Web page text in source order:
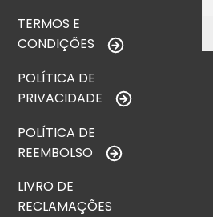
TERMOS E
CONDIÇÕES
POLÍTICA DE
PRIVACIDADE
POLÍTICA DE
REEMBOLSO
LIVRO DE
RECLAMAÇÕES